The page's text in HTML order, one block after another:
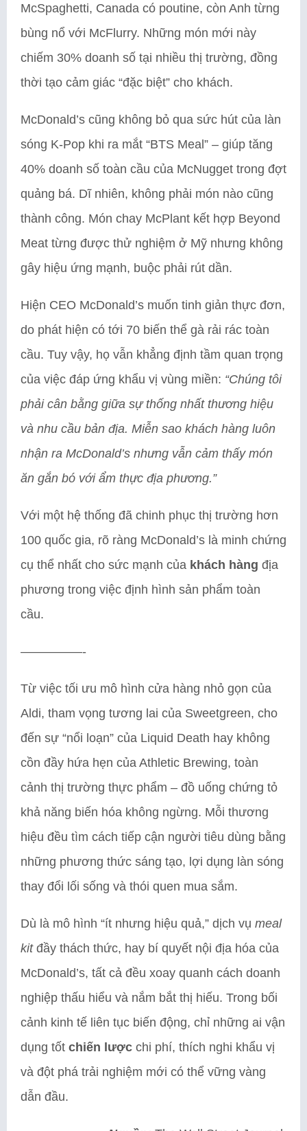
McSpaghetti, Canada có poutine, còn Anh từng
bùng nổ với McFlurry. Những món mới này
chiếm 30% doanh số tại nhiều thị trường, đồng
thời tạo cảm giác “đặc biệt” cho khách.
McDonald’s cũng không bỏ qua sức hút của làn
sóng K-Pop khi ra mắt “BTS Meal” – giúp tăng
40% doanh số toàn cầu của McNugget trong đợt
quảng bá. Dĩ nhiên, không phải món nào cũng
thành công. Món chay McPlant kết hợp Beyond
Meat từng được thử nghiệm ở Mỹ nhưng không
gây hiệu ứng mạnh, buộc phải rút dần.
Hiện CEO McDonald’s muốn tinh giản thực đơn,
do phát hiện có tới 70 biến thể gà rải rác toàn
cầu. Tuy vậy, họ vẫn khẳng định tầm quan trọng
của việc đáp ứng khẩu vị vùng miền: “Chúng tôi
phải cân bằng giữa sự thống nhất thương hiệu
và nhu cầu bản địa. Miễn sao khách hàng luôn
nhận ra McDonald’s nhưng vẫn cảm thấy món
ăn gắn bó với ẩm thực địa phương.”
Với một hệ thống đã chinh phục thị trường hơn
100 quốc gia, rõ ràng McDonald’s là minh chứng
cụ thể nhất cho sức mạnh của khách hàng địa
phương trong việc định hình sản phẩm toàn
cầu.
—————-
Từ việc tối ưu mô hình cửa hàng nhỏ gọn của
Aldi, tham vọng tương lai của Sweetgreen, cho
đến sự “nổi loạn” của Liquid Death hay không
cồn đầy hứa hẹn của Athletic Brewing, toàn
cảnh thị trường thực phẩm – đồ uống chứng tỏ
khả năng biến hóa không ngừng. Mỗi thương
hiệu đều tìm cách tiếp cận người tiêu dùng bằng
những phương thức sáng tạo, lợi dụng làn sóng
thay đổi lối sống và thói quen mua sắm.
Dù là mô hình “ít nhưng hiệu quả,” dịch vụ meal
kitđầy thách thức, hay bí quyết nội địa hóa của
McDonald’s, tất cả đều xoay quanh cách doanh
nghiệp thấu hiểu và nắm bắt thị hiếu. Trong bối
cảnh kinh tế liên tục biến động, chỉ những ai vận
dụng tốt chiến lược chi phí, thích nghi khẩu vị
và đột phá trải nghiệm mới có thể vững vàng
dẫn đầu.